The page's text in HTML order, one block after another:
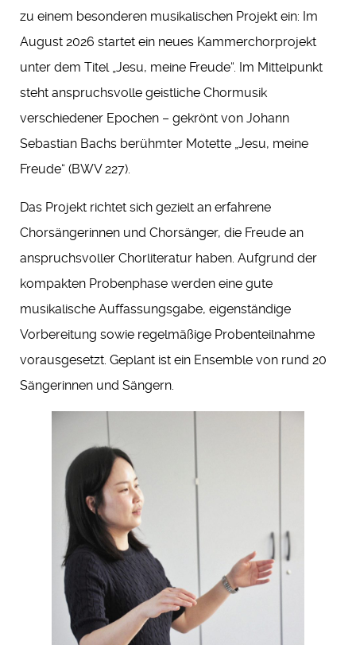
zu einem besonderen musikalischen Projekt ein: Im
August 2026 startet ein neues Kammerchorprojekt
unter dem Titel „Jesu, meine Freude“. Im Mittelpunkt
steht anspruchsvolle geistliche Chormusik
verschiedener Epochen – gekrönt von Johann
Sebastian Bachs berühmter Motette „Jesu, meine
Freude“ (BWV 227).
Das Projekt richtet sich gezielt an erfahrene
Chorsängerinnen und Chorsänger, die Freude an
anspruchsvoller Chorliteratur haben. Aufgrund der
kompakten Probenphase werden eine gute
musikalische Auffassungsgabe, eigenständige
Vorbereitung sowie regelmäßige Probenteilnahme
vorausgesetzt. Geplant ist ein Ensemble von rund 20
Sängerinnen und Sängern.